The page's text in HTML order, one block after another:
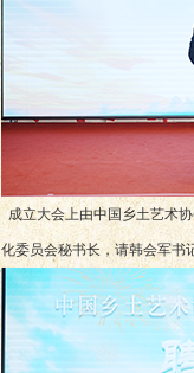
成立大会上由中国乡土艺术
化委员会秘书长，请韩会军书